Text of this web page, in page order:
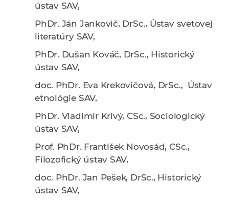
ústav SAV,
PhDr. Ján Jankovič, DrSc., Ústav svetovej
literatúry SAV,
PhDr. Dušan Kováč, DrSc., Historický
ústav SAV,
doc. PhDr. Eva Krekovičová, DrSc., Ústav
etnológie SAV,
PhDr. Vladimír Krivý, CSc., Sociologický
ústav SAV,
Prof. PhDr. František Novosád, CSc.,
Filozofický ústav SAV,
doc. PhDr. Jan Pešek, DrSc., Historický
ústav SAV,